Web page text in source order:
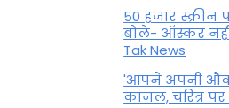
50 हजार स्क्रीन
बोले- ऑस्कर नहीं
Tak News
'आपने अपनी
काजल, चरित्र